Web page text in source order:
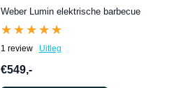
Weber Lumin elektrische barbecue
★★★★★
★★★★★
1 review Uitleg
€549,-